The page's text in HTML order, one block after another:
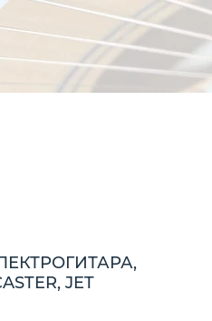
JET